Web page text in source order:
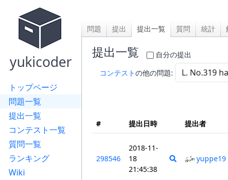
yukicoder
トップページ
問題一覧
提出一覧
コンテスト一覧
質問一覧
ランキング
Wiki
問題 提出 提出一覧 質問 統計
提出一覧
自分の提出
コンテストの他の問題:
# 提出日時 提出者
298546
2018-11-
18
21:45:38